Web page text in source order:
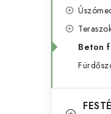
l
ó
g
ó
Beton